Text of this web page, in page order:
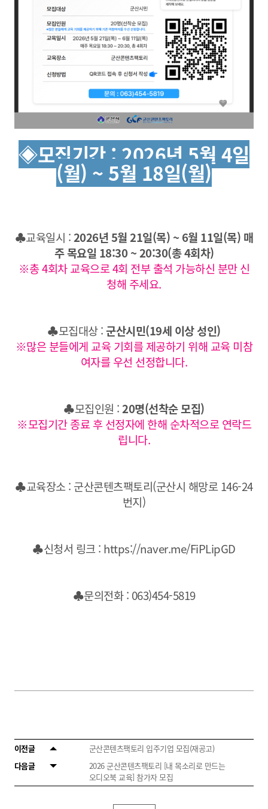
◈모집기간 : 2026년 5월 4일
(월) ~ 5월 18일(월)
♣교육일시 :2026년 5월 21일(목) ~ 6월 11일(목) 매
주 목요일 18:30 ~ 20:30(총 4회차)
※총 4회차 교육으로 4회 전부 출석 가능하신 분만 신
청해 주세요.
♣모집대상 :군산시민(19세 이상 성인)
※많은 분들에게 교육 기회를 제공하기 위해 교육 미참
여자를 우선 선정합니다.
♣모집인원 :20명(선착순 모집)
※모집기간 종료 후 선정자에 한해 순차적으로 연락드
립니다.
♣교육장소 : 군산콘텐츠팩토리(군산시 해망로 146-24
번지)
♣신청서 링크 : https://naver.me/FiPLipGD
♣문의전화 : 063)454-5819
이전글
군산콘텐츠팩토리 입주기업 모집(재공고)
다음글
2026 군산콘텐츠팩토리 [내 목소리로 만드는
오디오북 교육] 참가자 모집